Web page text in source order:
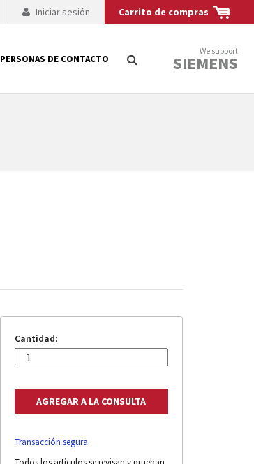
Carrito de compras
Iniciar sesión
PERSONAS DE CONTACTO
We support
SIEMENS
Cantidad:
Transacción segura